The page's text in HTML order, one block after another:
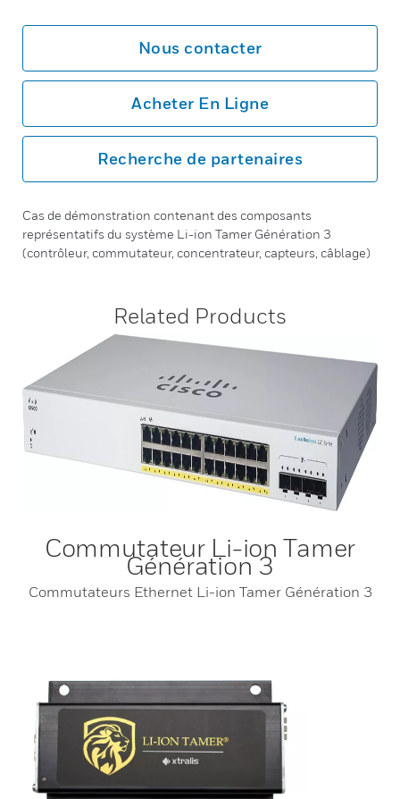
Nous contacter
Acheter En Ligne
Recherche de partenaires
Cas de démonstration contenant des composants
représentatifs du système Li-ion Tamer Génération 3
(contrôleur, commutateur, concentrateur, capteurs, câblage)
Related Products
Commutateur Li-ion Tamer
Génération 3
Commutateurs Ethernet Li-ion Tamer Génération 3